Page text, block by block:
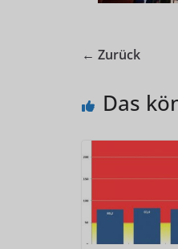
← Zurück
Das